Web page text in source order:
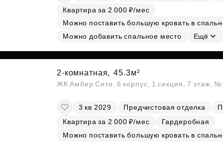
Квартира за 2 000 ₽/мес
Можно поставить большую кровать в
Можно добавить спальное место
Ещё
2-комнатная, 45.3м²
ЖК Амбер Сити, 6 корпус, 1 секция, 7 этаж,
3 кв 2029 Предчистовая отделка
Квартира за 2 000 ₽/мес
Гардеробная
Можно поставить большую кровать в